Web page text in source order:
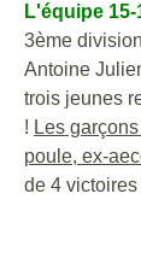
L'équipe
3ème
Antoine
trois jeunes
! Les
poule, ex-
de 4 victoires